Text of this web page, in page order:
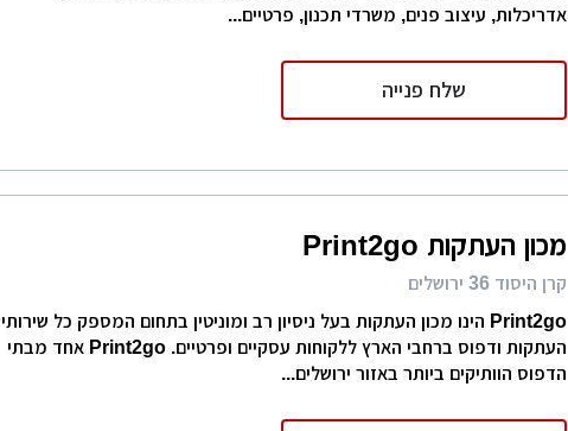
אדריכלות, עיצוב פנים, משרדי תכנון, פרטיים...
שלח פנייה
מכון העתקות Print2go
קרן היסוד 36 ירושלים
Print2go הינו מכון העתקות בעל ניסיון רב ומוניטין בתחום המספק כל שירותי
העתקות ודפוס ברחבי הארץ ללקוחות עסקיים ופרטיים. Print2go אחד מבתי
הדפוס הוותיקים ביותר באזור ירושלים...